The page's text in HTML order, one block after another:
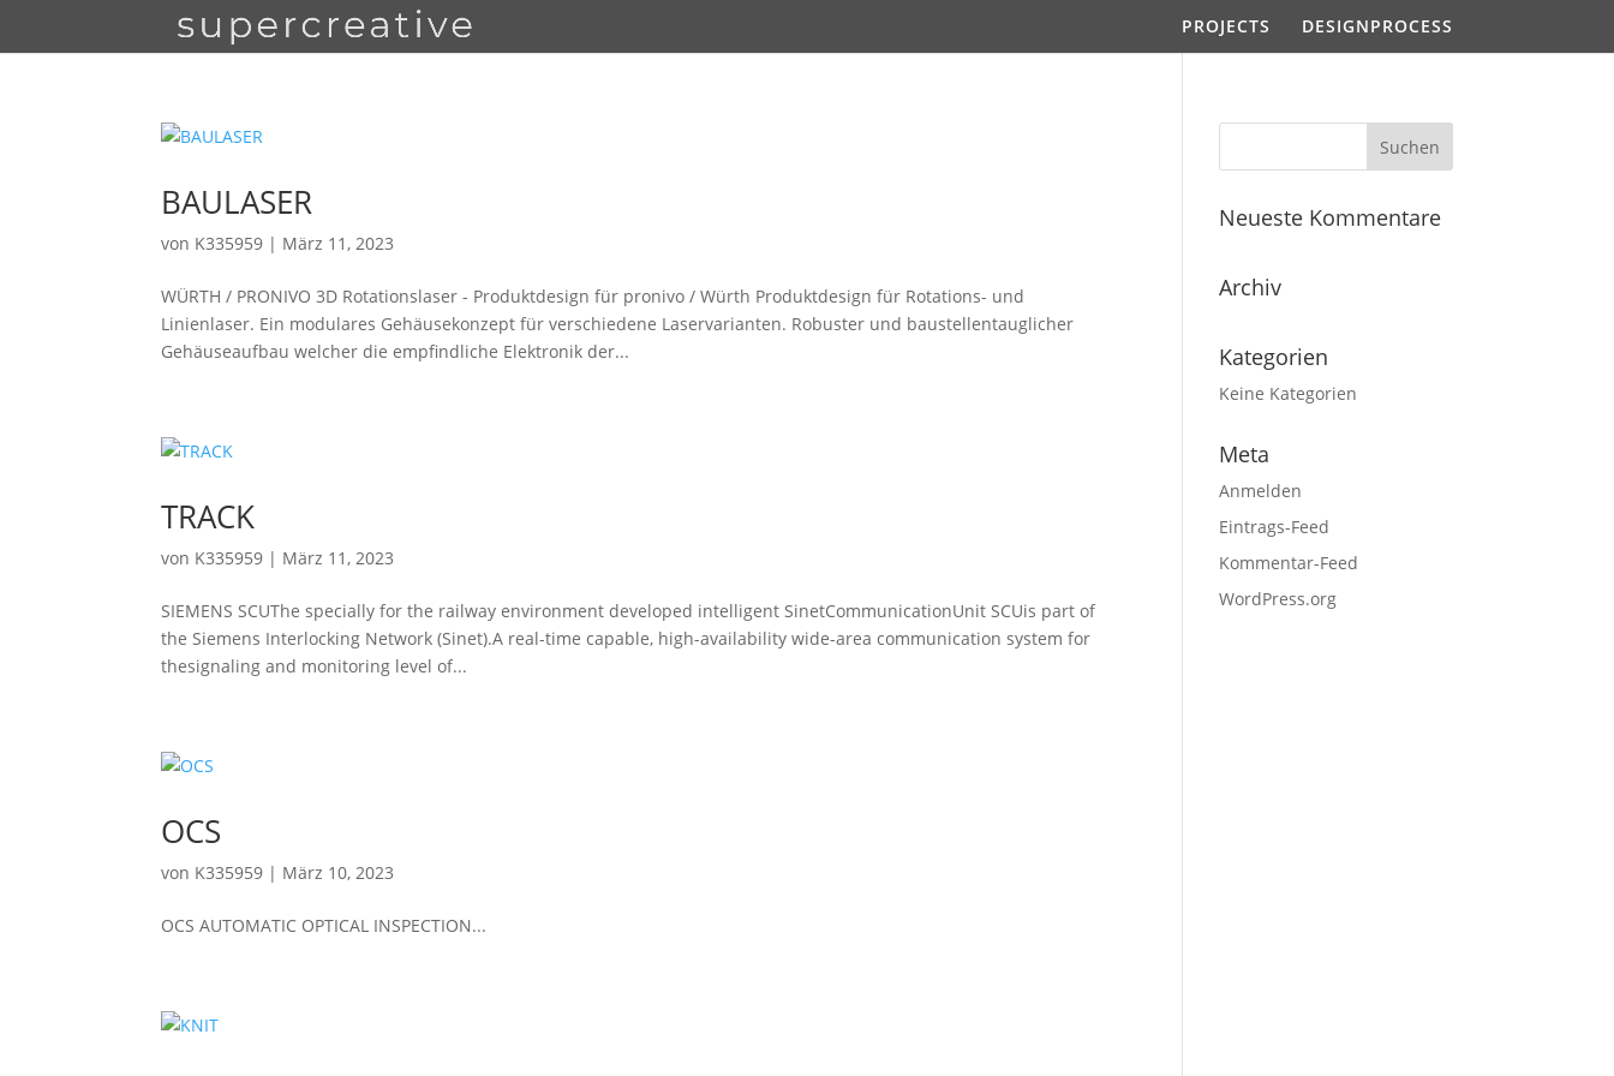
PROJECTS DESIGNPROCESS
BAULASER
von K335959 | März 11, 2023
WÜRTH / PRONIVO 3D Rotationslaser - Produktdesign für pronivo / Würth Produktdesign für Rotations- und
Linienlaser. Ein modulares Gehäusekonzept für verschiedene Laservarianten. Robuster und baustellentauglicher
Gehäuseaufbau welcher die empfindliche Elektronik der...
TRACK
von K335959 | März 11, 2023
SIEMENS SCUThe specially for the railway environment developed intelligent SinetCommunicationUnit SCUis part of
the Siemens Interlocking Network (Sinet).A real-time capable, high-availability wide-area communication system for
thesignaling and monitoring level of...
OCS
von K335959 | März 10, 2023
OCS AUTOMATIC OPTICAL INSPECTION...
Neueste Kommentare
Archiv
Kategorien
Keine Kategorien
Meta
Anmelden
Eintrags-Feed
Kommentar-Feed
WordPress.org